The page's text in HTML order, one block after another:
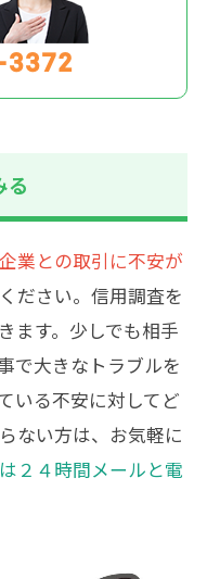
3372
る
業との取引に不安が
ださい。信用調査を
ます。少しでも相手
で大きなトラブルを
いる不安に対してど
ない方は、お気軽に
２４時間メールと電